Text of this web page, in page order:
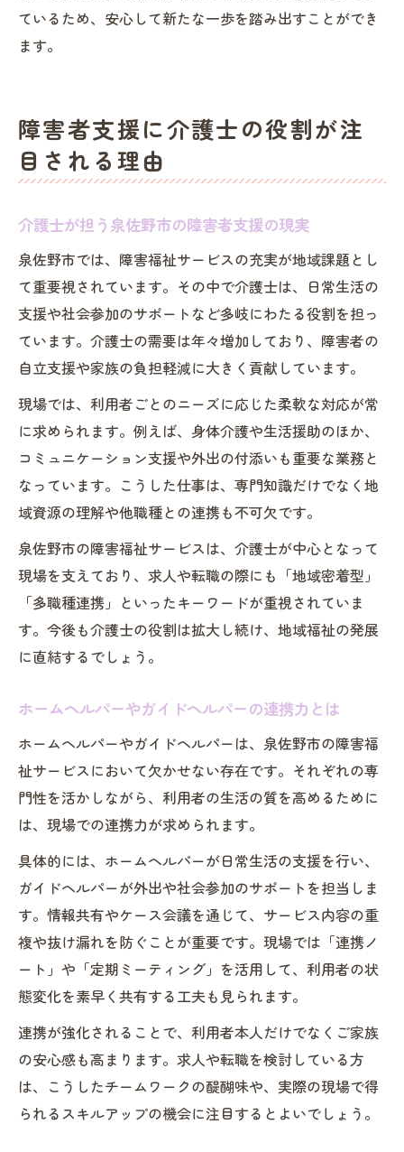
ているため、安心して新たな一歩を踏み出すことができ
ます。
障害者支援に介護士の役割が注
目される理由
介護士が担う泉佐野市の障害者支援の現実
泉佐野市では、障害福祉サービスの充実が地域課題とし
て重要視されています。その中で介護士は、日常生活の
支援や社会参加のサポートなど多岐にわたる役割を担っ
ています。介護士の需要は年々増加しており、障害者の
自立支援や家族の負担軽減に大きく貢献しています。
現場では、利用者ごとのニーズに応じた柔軟な対応が常
に求められます。例えば、身体介護や生活援助のほか、
コミュニケーション支援や外出の付添いも重要な業務と
なっています。こうした仕事は、専門知識だけでなく地
域資源の理解や他職種との連携も不可欠です。
泉佐野市の障害福祉サービスは、介護士が中心となって
現場を支えており、求人や転職の際にも「地域密着型」
「多職種連携」といったキーワードが重視されていま
す。今後も介護士の役割は拡大し続け、地域福祉の発展
に直結するでしょう。
ホームヘルパーやガイドヘルパーの連携力とは
ホームヘルパーやガイドヘルパーは、泉佐野市の障害福
祉サービスにおいて欠かせない存在です。それぞれの専
門性を活かしながら、利用者の生活の質を高めるために
は、現場での連携力が求められます。
具体的には、ホームヘルパーが日常生活の支援を行い、
ガイドヘルパーが外出や社会参加のサポートを担当しま
す。情報共有やケース会議を通じて、サービス内容の重
複や抜け漏れを防ぐことが重要です。現場では「連携ノ
ート」や「定期ミーティング」を活用して、利用者の状
態変化を素早く共有する工夫も見られます。
連携が強化されることで、利用者本人だけでなくご家族
の安心感も高まります。求人や転職を検討している方
は、こうしたチームワークの醍醐味や、実際の現場で得
られるスキルアップの機会に注目するとよいでしょう。